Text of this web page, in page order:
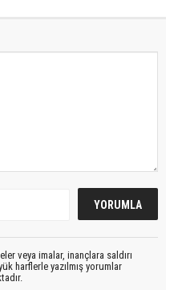
veya imalar, inançlara saldırı
harflerle yazılmış yorumlar